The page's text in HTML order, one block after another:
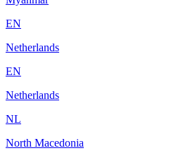
EN
Netherlands
EN
Netherlands
NL
North Macedonia